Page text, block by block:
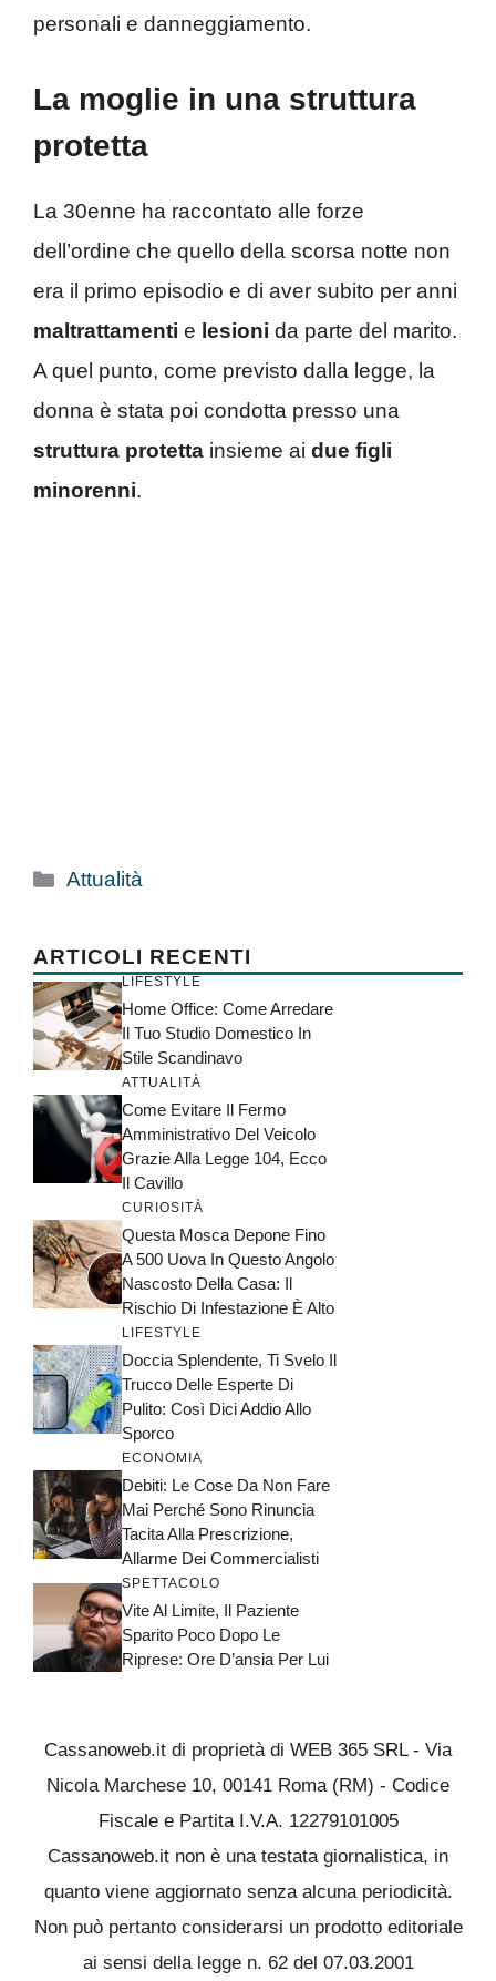
personali e danneggiamento.
La moglie in una struttura
protetta
La 30enne ha raccontato alle forze
dell’ordine che quello della scorsa notte non
era il primo episodio e di aver subito per anni
maltrattamenti e lesioni da parte del marito.
A quel punto, come previsto dalla legge, la
donna è stata poi condotta presso una
struttura protetta insieme ai due figli
minorenni.
Categorie
Attualità
ARTICOLI RECENTI
LIFESTYLE
Home Office: Come Arredare
Il Tuo Studio Domestico In
Stile Scandinavo
ATTUALITÀ
Come Evitare Il Fermo
Amministrativo Del Veicolo
Grazie Alla Legge 104, Ecco
Il Cavillo
CURIOSITÀ
Questa Mosca Depone Fino
A 500 Uova In Questo Angolo
Nascosto Della Casa: Il
Rischio Di Infestazione È Alto
LIFESTYLE
Doccia Splendente, Ti Svelo Il
Trucco Delle Esperte Di
Pulito: Così Dici Addio Allo
Sporco
ECONOMIA
Debiti: Le Cose Da Non Fare
Mai Perché Sono Rinuncia
Tacita Alla Prescrizione,
Allarme Dei Commercialisti
SPETTACOLO
Vite Al Limite, Il Paziente
Sparito Poco Dopo Le
Riprese: Ore D’ansia Per Lui
Cassanoweb.it di proprietà di WEB 365 SRL - Via
Nicola Marchese 10, 00141 Roma (RM) - Codice
Fiscale e Partita I.V.A. 12279101005
Cassanoweb.it non è una testata giornalistica, in
quanto viene aggiornato senza alcuna periodicità.
Non può pertanto considerarsi un prodotto editoriale
ai sensi della legge n. 62 del 07.03.2001